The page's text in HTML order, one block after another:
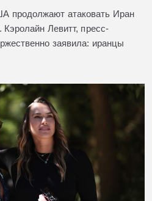
продолжают атаковать Иран
Левитт, пресс-
заявила: иранцы